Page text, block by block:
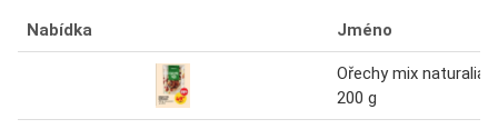
Nabídka Jméno
Ořechy mix naturalia
200 g